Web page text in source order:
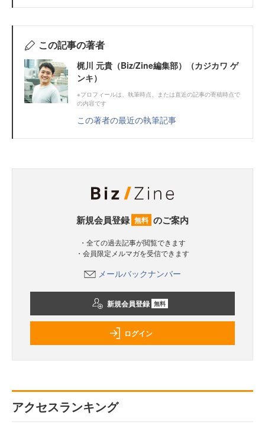
この記事の著者
梶川 元貴（Biz/Zine編集部）（カジカワ ゲ
ンキ）
※プロフィールは、執筆時点、または直近の記事の寄稿時点で
の内容です
この著者の最近の執筆記事
新規会員登録 無料 のご案内
・全ての過去記事が閲覧できます
・会員限定メルマガを受信できます
メールバックナンバー
新規会員登録 無料
ログイン
アクセスランキング